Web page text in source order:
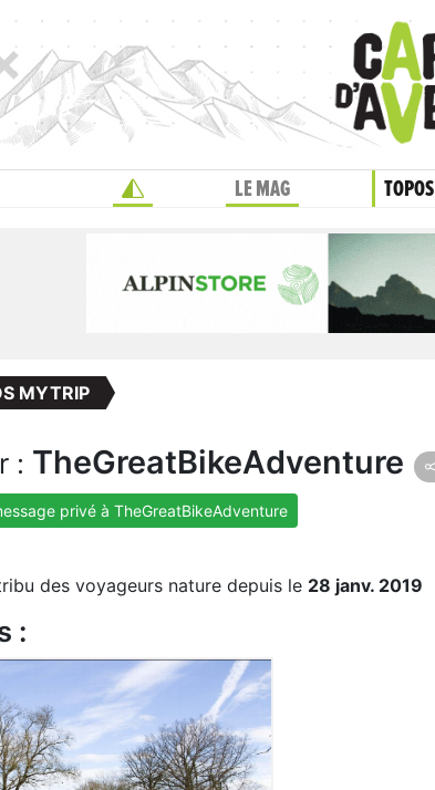
LE MAG TOPOS
MYTRIP
: TheGreatBikeAdventure
privé à TheGreatBikeAdventure
des voyageurs nature depuis le 28 janv. 2019
: